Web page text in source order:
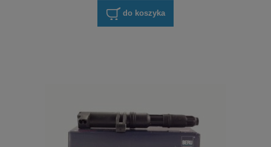
do koszyka